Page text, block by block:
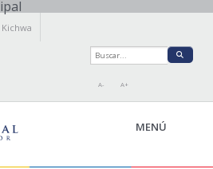
Kichwa
A- A+
MENÚ